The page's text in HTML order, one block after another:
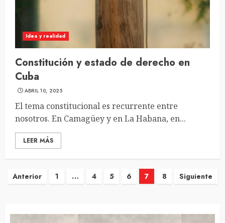
Idea y realidad
Constitución y estado de derecho en
Cuba
ABRIL 10, 2025
El tema constitucional es recurrente entre
nosotros. En Camagüey y en La Habana, en...
LEER MÁS
Navegación
entradas
Anterior 1 … 4 5 6 7 8 Siguiente